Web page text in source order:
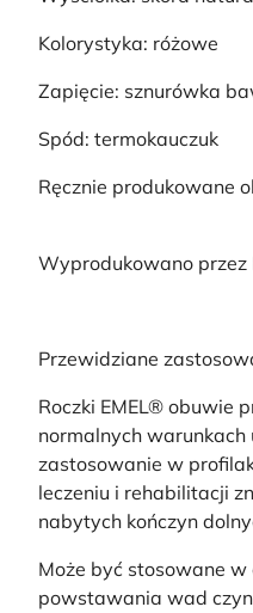
Kolorystyka: różowe
Zapięcie: sznurówka
Spód: termokauczuk
Ręcznie produkowane
Wyprodukowano przez
Przewidziane
Roczki EMEL® obuwie
normalnych
zastosowanie w
leczeniu i rehabilitacji
nabytych kończyn
Może być stosowane
powstawania wad